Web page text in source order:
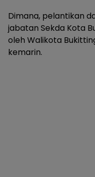
Dimana, pelantikan
jabatan Sekda Kota
oleh Walikota
kemarin.